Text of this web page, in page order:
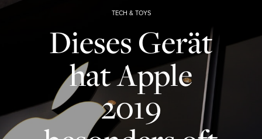
TECH & TOYS
Dieses Gerät
hat Apple
2019